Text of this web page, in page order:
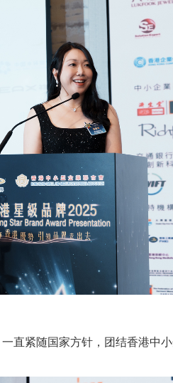
直紧随国家方针，团结香港中